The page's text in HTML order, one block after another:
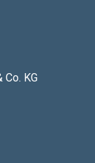
KG